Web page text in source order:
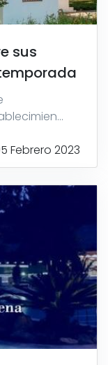
sus
Febrero 2023